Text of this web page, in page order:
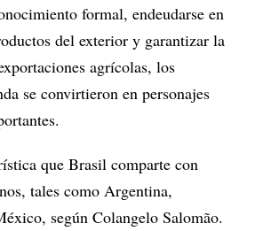
formal, endeudarse en
del exterior y garantizar la
agrícolas, los
se convirtieron en personajes
que Brasil comparte con
tales como Argentina,
según Colangelo Salomão.